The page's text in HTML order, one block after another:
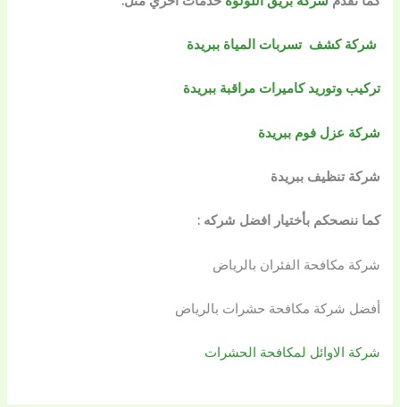
شركة كشف تسربات المياة ببريدة
تركيب وتوريد كاميرات مراقبة ببريدة
شركة عزل فوم ببريدة
شركة تنظيف ببريدة
كما ننصحكم بأختيار افضل شركه :
شركة مكافحة الفئران بالرياض
أفضل شركة مكافحة حشرات بالرياض
شركة الاوائل لمكافحة الحشرات